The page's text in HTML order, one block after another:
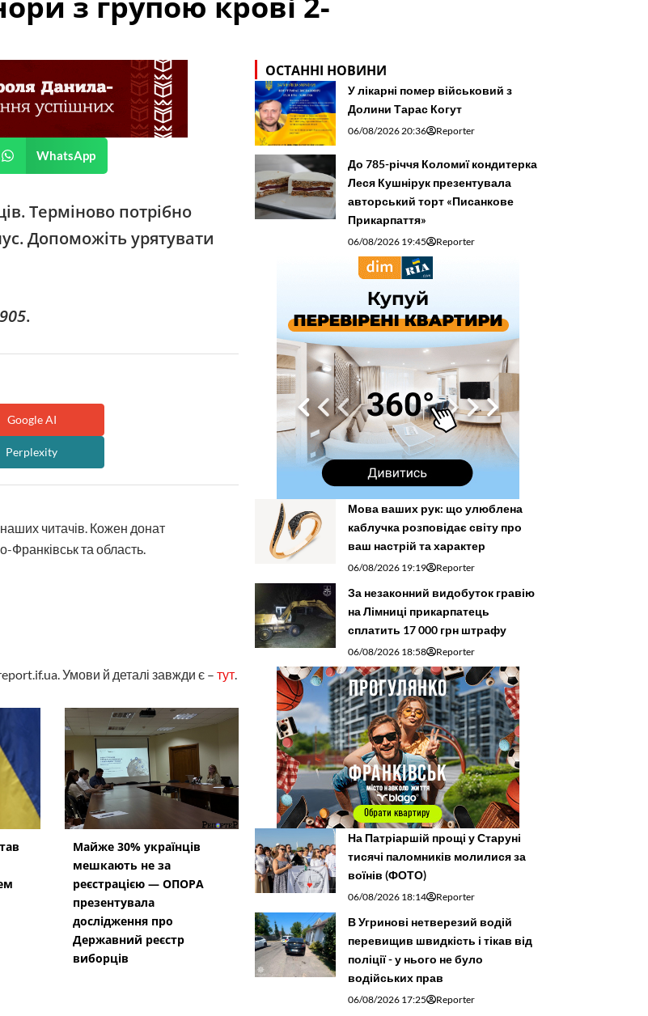
WhatsApp
Терміново потрібно
Допоможіть урятувати
.
Google AI
Perplexity
читачів. Кожен донат
Франківськ та область.
Умови й деталі завжди є – тут
Майже 30% українців
мешкають не за
реєстрацією — ОПОРА
презентувала
дослідження про
Державний реєстр
виборців
ОСТАННІ НОВИНИ
У лікарні помер військовий з
Долини Тарас Когут
06/08/2026 20:36 Reporter
До 785-річчя Коломиї кондитерка
Леся Кушнірук презентувала
авторський торт «Писанкове
Прикарпаття»
06/08/2026 19:45 Reporter
Мова ваших рук: що улюблена
каблучка розповідає світу про
ваш настрій та характер
06/08/2026 19:19 Reporter
За незаконний видобуток гравію
на Лімниці прикарпатець
сплатить 17 000 грн штрафу
06/08/2026 18:58 Reporter
На Патріаршій прощі у Старуні
тисячі паломників молилися за
воїнів (ФОТО)
06/08/2026 18:14 Reporter
В Угринові нетверезий водій
перевищив швидкість і тікав від
поліції - у нього не було
водійських прав
06/08/2026 17:25 Reporter